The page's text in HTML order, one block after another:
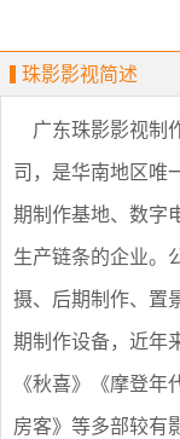
珠影影视简述
广东珠影影视制
司，是华南地区唯
期制作基地、数字
生产链条的企业。
摄、后期制作、置
期制作设备，近年
《秋喜》《摩登年
房客》等多部较有